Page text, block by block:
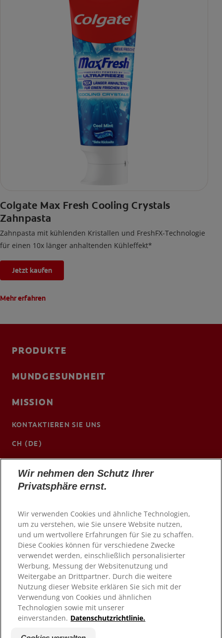
Colgate Max Fresh Cooling Crystals
Zahnpasta
Zahnpasta mit kühlenden Kristallen und FreshFX-Technologie
für einen 10x länger anhaltenden Kühleffekt*
Jetzt kaufen
Mehr erfahren
PRODUKTE
MUNDGESUNDHEIT
MISSION
KONTAKTIEREN SIE UNS
CH (DE)
© 2026 Colgate-Palmolive Company. Alle Rechte
vorbehalten
Nutzungsbedingungen
Datenschutzrichtlinie
Wir nehmen den Schutz Ihrer
Privatsphäre ernst.
Wir verwenden Cookies und ähnliche Technologien,
um zu verstehen, wie Sie unsere Website nutzen,
und um wertvollere Erfahrungen für Sie zu schaffen.
Diese Cookies können für verschiedene Zwecke
verwendet werden, einschließlich personalisierter
Werbung, Messung der Websitenutzung und
Weitergabe an Drittpartner. Durch die weitere
Nutzung dieser Website erklären Sie sich mit der
Verwendung von Cookies und ähnlichen
Technologien sowie mit unserer
einverstanden. Datenschutzrichtlinie.